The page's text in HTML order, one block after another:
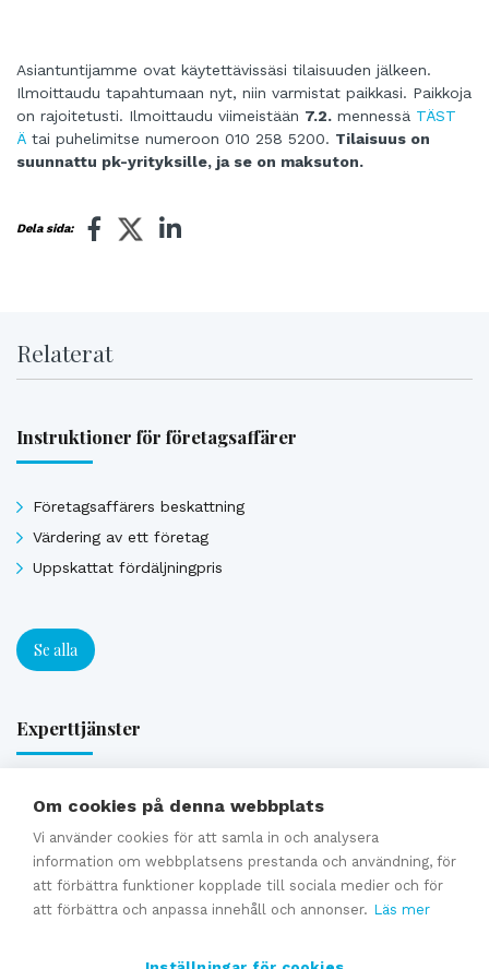
Asiantuntijamme ovat käytettävissäsi tilaisuuden jälkeen.
Ilmoittaudu tapahtumaan nyt, niin varmistat paikkasi. Paikkoja
on rajoitetusti. Ilmoittaudu viimeistään 7.2. mennessä TÄST
Ä tai puhelimitse numeroon 010 258 5200. Tilaisuus on
suunnattu pk-yrityksille, ja se on maksuton.
Dela sida:
Relaterat
Instruktioner för företagsaffärer
Företagsaffärers beskattning
Värdering av ett företag
Uppskattat fördäljningpris
Se alla
Experttjänster
Förmedling av en företagsaffär
Generationsväxling och familjeföretagstjänster
Värdering
Uppskattat försäljningpris
Affärsavtal
Om cookies på denna webbplats
Vi använder cookies för att samla in och analysera
information om webbplatsens prestanda och användning, för
att förbättra funktioner kopplade till sociala medier och för
att förbättra och anpassa innehåll och annonser. Läs mer